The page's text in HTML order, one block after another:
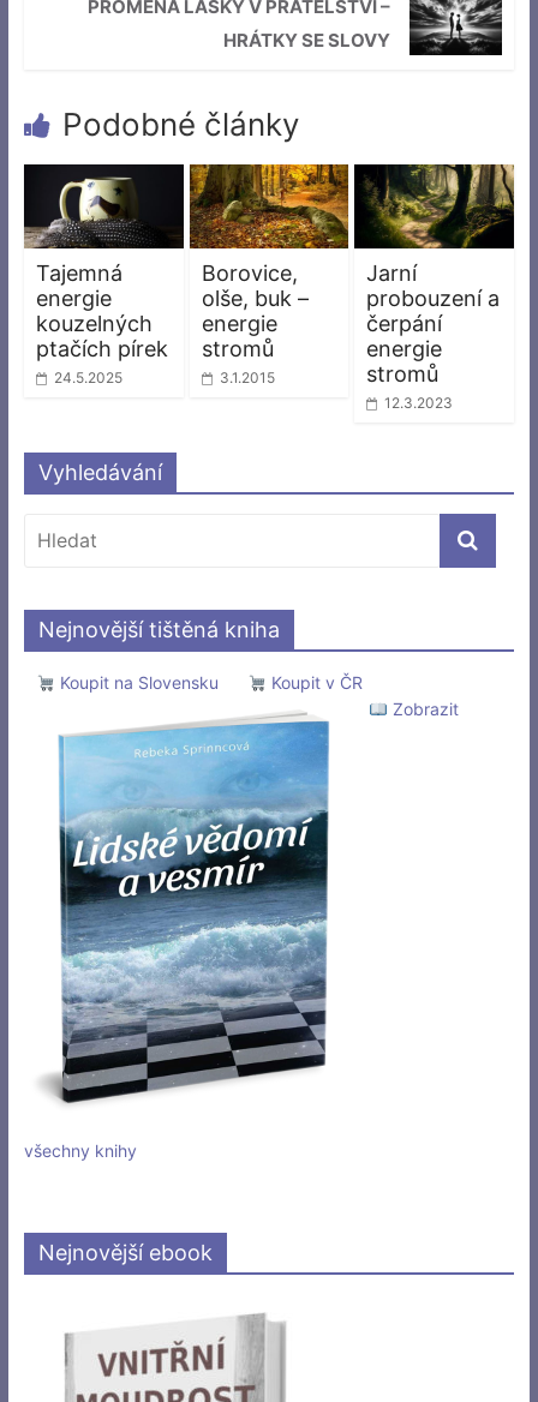
PROMĚNA LÁSKY V PŘÁTELSTVÍ –
HRÁTKY SE SLOVY
Podobné články
Tajemná
energie
kouzelných
ptačích pírek
24.5.2025
Borovice,
olše, buk –
energie
stromů
3.1.2015
Jarní
probouzení a
čerpání
energie
stromů
12.3.2023
Vyhledávání
Nejnovější tištěná kniha
Koupit na Slovensku
Koupit v ČR
Zobrazit
všechny knihy
Nejnovější ebook